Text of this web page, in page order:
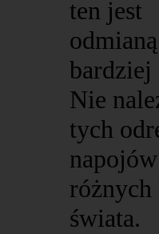
ten jest
bardziej
Nie
tych
różnych
świata.